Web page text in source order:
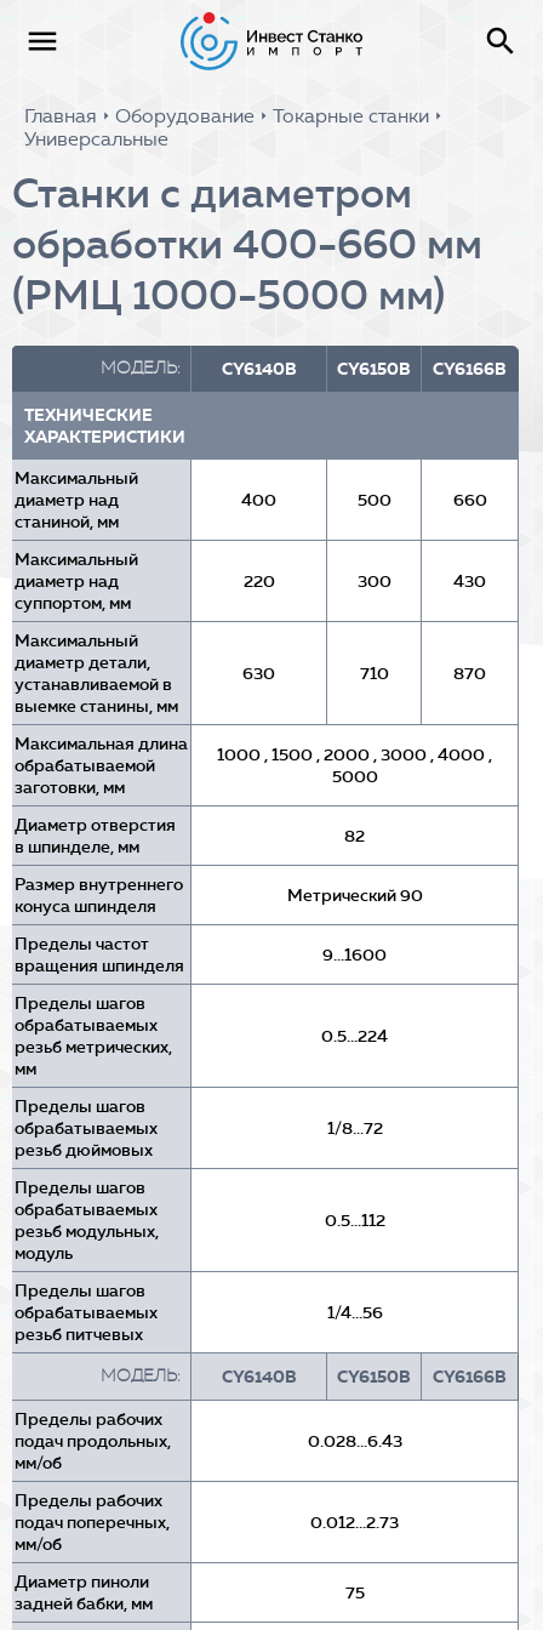
menu search
Главная arrow_right Оборудование arrow_right Токарные станки arrow_right
Универсальные
Станки с диаметром
обработки 400-660 мм
(РМЦ 1000-5000 мм)
МОДЕЛЬ: CY6140B CY6150B CY6166B
ТЕХНИЧЕСКИЕ
ХАРАКТЕРИСТИКИ
Максимальный
диаметр над
станиной, мм
400 500 660
Максимальный
диаметр над
суппортом, мм
220 300 430
Максимальный
диаметр детали,
устанавливаемой в
выемке станины, мм
630 710 870
Максимальная длина
обрабатываемой
заготовки, мм
1000,1500,2000,3000,4000,
5000
Диаметр отверстия
в шпинделе, мм
82
Размер внутреннего
конуса шпинделя
Метрический 90
Пределы частот
вращения шпинделя
9...1600
Пределы шагов
обрабатываемых
резьб метрических,
мм
0.5...224
Пределы шагов
обрабатываемых
резьб дюймовых
1/8...72
Пределы шагов
обрабатываемых
резьб модульных,
модуль
0.5...112
Пределы шагов
обрабатываемых
резьб питчевых
1/4...56
МОДЕЛЬ: CY6140B CY6150B
CY6166B
Пределы рабочих
подач продольных,
мм/об
0.028...6.43
Пределы рабочих
подач поперечных,
мм/об
0.012...2.73
Диаметр пиноли
задней бабки, мм
75